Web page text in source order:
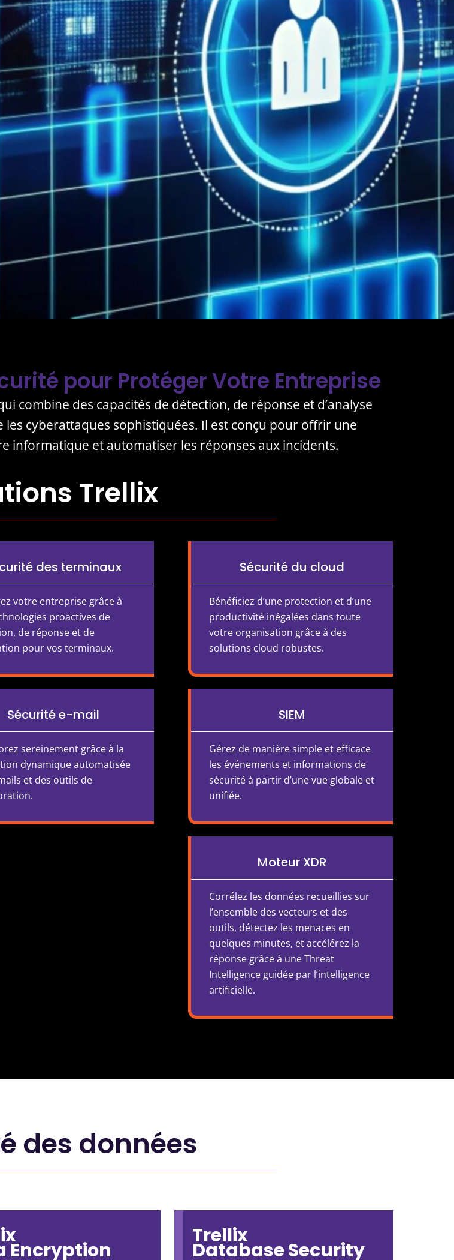
pour Protéger Votre Entreprise
combine des capacités de détection, de réponse et d’analyse
cyberattaques sophistiquées. Il est conçu pour offrir une
informatique et automatiser les réponses aux incidents.
Trellix
des terminaux
votre entreprise grâce à
proactives de
de réponse et de
pour vos terminaux.
Sécurité du cloud
Bénéficiez d’une protection et d’une
productivité inégalées dans toute
votre organisation grâce à des
solutions cloud robustes.
Sécurité e-mail
sereinement grâce à la
dynamique automatisée
et des outils de
SIEM
Gérez de manière simple et efficace
les événements et informations de
sécurité à partir d’une vue globale et
unifiée.
Moteur XDR
Corrélez les données recueillies sur
l’ensemble des vecteurs et des
outils, détectez les menaces en
quelques minutes, et accélérez la
réponse grâce à une Threat
Intelligence guidée par l’intelligence
artificielle.
des données
Encryption
Trellix
Database Security